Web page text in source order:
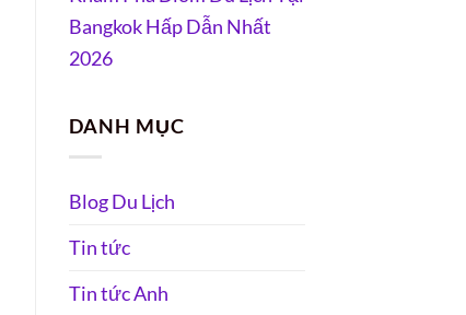
Bangkok Hấp Dẫn Nhất
2026
DANH MỤC
Blog Du Lịch
Tin tức
Tin tức Anh